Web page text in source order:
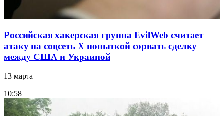
Российская хакерская группа EvilWeb считает
атаку на соцсеть Х попыткой сорвать сделку
между США и Украиной
13 марта
10:58